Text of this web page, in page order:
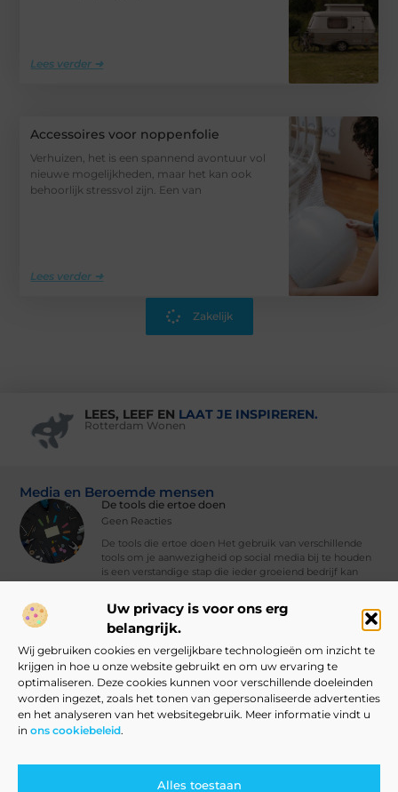
Uw privacy is voor ons erg
belangrijk.
Wij gebruiken cookies en vergelijkbare technologieën om inzicht te
krijgen in hoe u onze website gebruikt en om uw ervaring te
optimaliseren. Deze cookies kunnen voor verschillende doeleinden
worden ingezet, zoals het tonen van gepersonaliseerde advertenties
en het analyseren van het websitegebruik. Meer informatie vindt u
in ons cookiebeleid.
Alles toestaan
Lees verder ➜
Accessoires voor noppenfolie
Verhuizen, het is een spannend avontuur vol
nieuwe mogelijkheden, maar het kan ook
behoorlijk stressvol zijn. Een van
Lees verder ➜
Zakelijk
LEES, LEEF EN LAAT JE INSPIREREN.
Rotterdam Wonen
Media en Beroemde mensen
De tools die ertoe doen
Geen Reacties
De tools die ertoe doen Het gebruik van verschillende
tools om je aanwezigheid op social media bij te houden
is een verstandige stap die ieder groeiend bedrijf kan
Vind Ons Hier :
Beroemdheden Uit de Media Partners Over ons Ons team
Contact Blog publiceren
Verdien Geld met Je Website: Alles Wat Je Moet Weten om te Starten